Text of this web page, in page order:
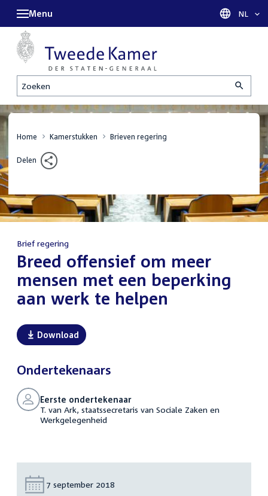
Zoeken
Menu Taal
NL
Home Kamerstukken Brieven regering
Delen
Brief regering
:Breed offensief om meer
mensen met een beperking
aan werk te helpen
Download
Ondertekenaars
Eerste ondertekenaar
T. van Ark, staatssecretaris van Sociale Zaken en
Werkgelegenheid
Datum:
7 september 2018